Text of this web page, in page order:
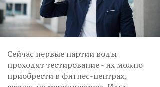
Сейчас первые партии воды
проходят тестирование - их можно
приобрести в фитнес-центрах,